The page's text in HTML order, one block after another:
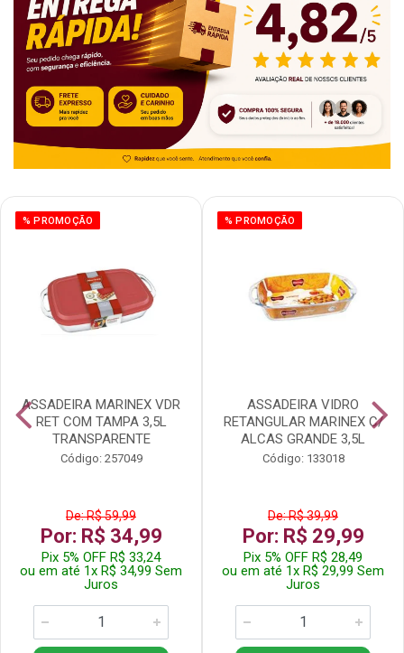
% PROMOÇÃO
ASSADEIRA MARINEX VDR
RET COM TAMPA 3,5L
TRANSPARENTE
Código: 257049
De: R$ 59,99
Por: R$ 34,99
Pix 5% OFF R$ 33,24
ou em até 1x R$ 34,99 Sem
Juros
% PROMOÇÃO
ASSADEIRA VIDRO
RETANGULAR MARINEX C/
ALCAS GRANDE 3,5L
Código: 133018
De: R$ 39,99
Por: R$ 29,99
Pix 5% OFF R$ 28,49
ou em até 1x R$ 29,99 Sem
Juros